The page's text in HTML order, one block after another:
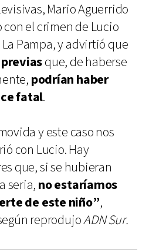
Mario Aguerrido
el crimen de Lucio
Pampa, y advirtió que
que, de haberse
podrían haber
fatal.
y este caso nos
con Lucio. Hay
que, si se hubieran
seria, no estaríamos
de este niño”,
reprodujoADN Sur.